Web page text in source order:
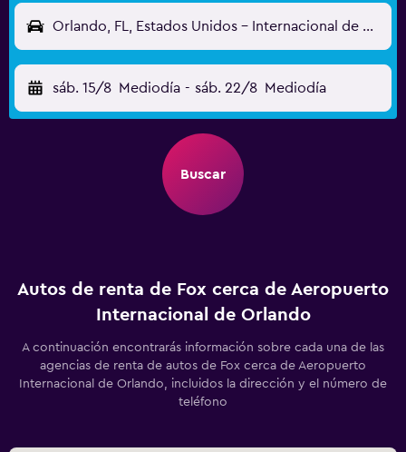
Orlando, FL, Estados Unidos - Internacional de Orlando (MCO)
sáb. 15/8 Mediodía - sáb. 22/8 Mediodía
Buscar
Autos de renta de Fox cerca de Aeropuerto
Internacional de Orlando
A continuación encontrarás información sobre cada una de las
agencias de renta de autos de Fox cerca de Aeropuerto
Internacional de Orlando, incluidos la dirección y el número de
teléfono